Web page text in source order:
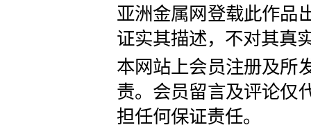
亚洲金属网登载此作品
证实其描述，不对其真
本网站上会员注册及所
责。会员留言及评论仅
担任何保证责任。